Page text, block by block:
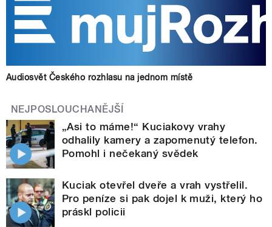
Audiosvět Českého rozhlasu na jednom místě
NEJPOSLOUCHANĚJŠÍ
„Asi to máme!“ Kuciakovy vrahy
odhalily kamery a zapomenutý telefon.
Pomohl i nečekaný svědek
Kuciak otevřel dveře a vrah vystřelil.
Pro peníze si pak dojel k muži, který ho
práskl policii